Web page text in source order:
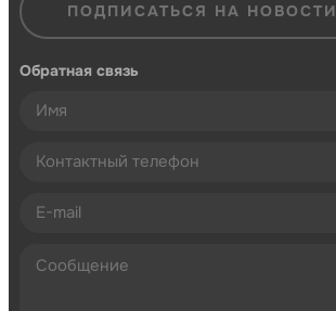
ПОДПИСАТЬСЯ НА НОВОСТИ
Обратная связь